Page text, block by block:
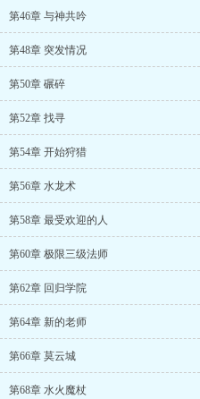
第46章 与神共吟
第48章 突发情况
第50章 碾碎
第52章 找寻
第54章 开始狩猎
第56章 水龙术
第58章 最受欢迎的人
第60章 极限三级法师
第62章 回归学院
第64章 新的老师
第66章 莫云城
第68章 水火魔杖